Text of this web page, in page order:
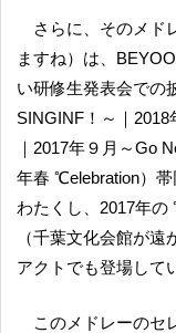
さらに、そのメドレーで披露された楽曲（セトリは後述し
ますね）は、
い研修生発表会での
SINGINF！～｜2018
｜2017年９月～Go
年春 ℃elebration）帯
わたくし、2017年
（千葉文化会館が
アクトでも登場して
このメドレーのセレクトだけでも、山﨑夢羽さんが８年に